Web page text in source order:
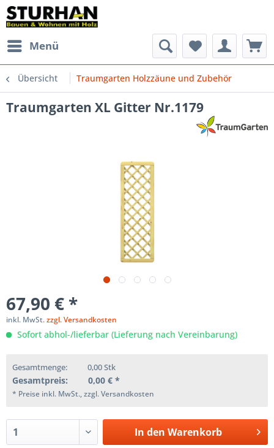
Menü
Übersicht Traumgarten Holzzäune und Zubehör
Traumgarten XL Gitter Nr.1179
67,90 € *
inkl. MwSt.zzgl. Versandkosten
Sofort abhol-/lieferbar (Lieferung nach Vereinbarung)
Gesamtmenge: 0,00Stk
Gesamtpreis: 0,00 € *
* Preise inkl. MwSt., zzgl. Versandkosten
In den Warenkorb